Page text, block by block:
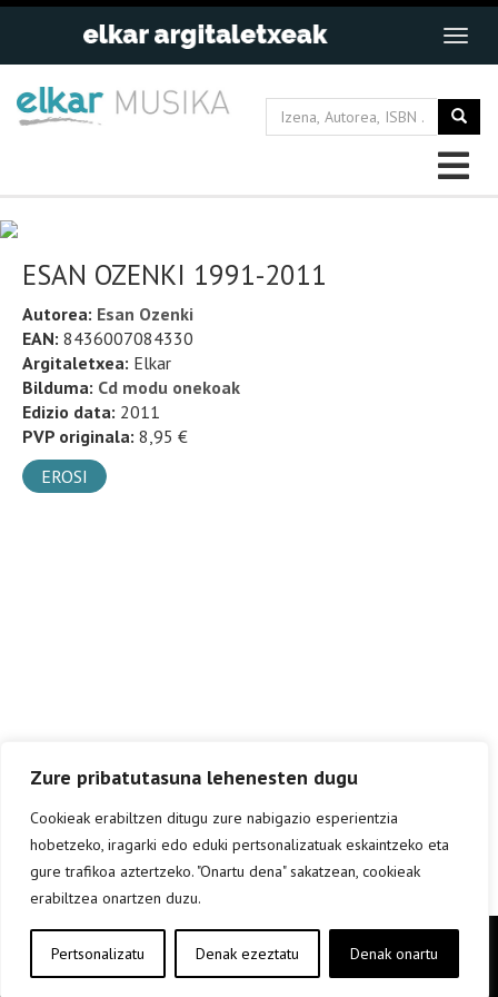
Zure pribatutasuna lehenesten dugu
Cookieak erabiltzen ditugu zure nabigazio esperientzia
hobetzeko, iragarki edo eduki pertsonalizatuak eskaintzeko eta
gure trafikoa aztertzeko. "Onartu dena" sakatzean, cookieak
erabiltzea onartzen duzu.
Pertsonalizatu Denak ezeztatu Denak onartu
ESAN OZENKI 1991-2011
Autorea: Esan Ozenki
EAN: 8436007084330
Argitaletxea: Elkar
Bilduma: Cd modu onekoak
Edizio data: 2011
PVP originala: 8,95 €
EROSI
Copyright © elkar Argitaletxeak 2019
Lege oharra
Cookie politika